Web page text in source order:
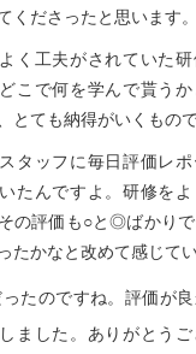
くださったと思います。
く工夫がされていた研
こで何を学んで貰う
とても納得がいくもので
タッフに毎日評価レポ
たんですよ。研修をよ
の評価も○と◎ばかり
たかなと改めて感じてい
たのですね。評価が
ました。ありがとうご